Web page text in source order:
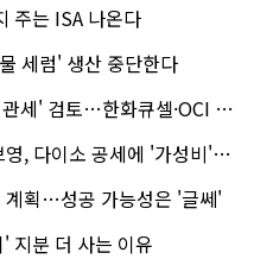
주는 ISA 나온다
세럼' 생산 중단한다
검토…한화큐셀·OCI 영향은?
이소 공세에 '가성비'로 맞불
계획…성공 가능성은 '글쎄'
지분 더 사는 이유